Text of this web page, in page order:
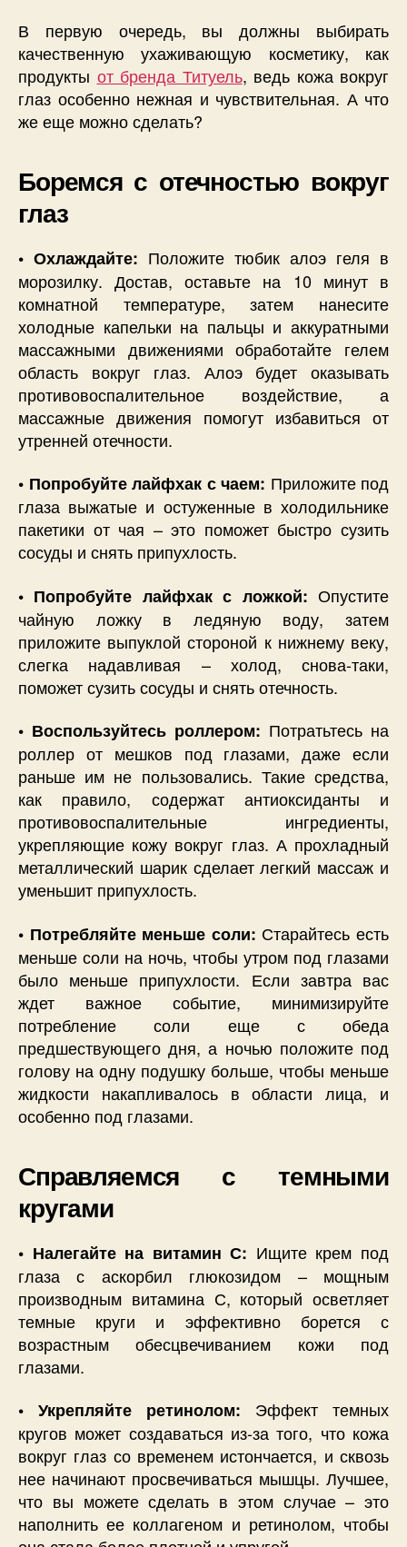
В первую очередь, вы должны выбирать
качественную ухаживающую косметику, как
продукты от бренда Титуель, ведь кожа вокруг
глаз особенно нежная и чувствительная. А что
же еще можно сделать?
Боремся с отечностью вокруг
глаз
• Охлаждайте: Положите тюбик алоэ геля в
морозилку. Достав, оставьте на 10 минут в
комнатной температуре, затем нанесите
холодные капельки на пальцы и аккуратными
массажными движениями обработайте гелем
область вокруг глаз. Алоэ будет оказывать
противовоспалительное воздействие, а
массажные движения помогут избавиться от
утренней отечности.
• Попробуйте лайфхак с чаем: Приложите под
глаза выжатые и остуженные в холодильнике
пакетики от чая – это поможет быстро сузить
сосуды и снять припухлость.
• Попробуйте лайфхак с ложкой: Опустите
чайную ложку в ледяную воду, затем
приложите выпуклой стороной к нижнему веку,
слегка надавливая – холод, снова-таки,
поможет сузить сосуды и снять отечность.
• Воспользуйтесь роллером: Потратьтесь на
роллер от мешков под глазами, даже если
раньше им не пользовались. Такие средства,
как правило, содержат антиоксиданты и
противовоспалительные ингредиенты,
укрепляющие кожу вокруг глаз. А прохладный
металлический шарик сделает легкий массаж и
уменьшит припухлость.
• Потребляйте меньше соли: Старайтесь есть
меньше соли на ночь, чтобы утром под глазами
было меньше припухлости. Если завтра вас
ждет важное событие, минимизируйте
потребление соли еще с обеда
предшествующего дня, а ночью положите под
голову на одну подушку больше, чтобы меньше
жидкости накапливалось в области лица, и
особенно под глазами.
Справляемся с темными
кругами
• Налегайте на витамин С: Ищите крем под
глаза с аскорбил глюкозидом – мощным
производным витамина С, который осветляет
темные круги и эффективно борется с
возрастным обесцвечиванием кожи под
глазами.
• Укрепляйте ретинолом: Эффект темных
кругов может создаваться из-за того, что кожа
вокруг глаз со временем истончается, и сквозь
нее начинают просвечиваться мышцы. Лучшее,
что вы можете сделать в этом случае – это
наполнить ее коллагеном и ретинолом, чтобы